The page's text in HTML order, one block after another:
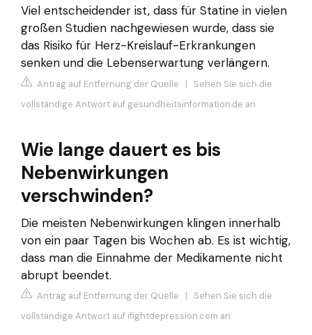
Viel entscheidender ist, dass für Statine in vielen
großen Studien nachgewiesen wurde, dass sie
das Risiko für Herz-Kreislauf-Erkrankungen
senken und die Lebenserwartung verlängern.
Antrag auf Entfernung der Quelle | Sehen Sie sich die
vollständige Antwort auf gesundheitsinformation.de an
Wie lange dauert es bis
Nebenwirkungen
verschwinden?
Die meisten Nebenwirkungen klingen innerhalb
von ein paar Tagen bis Wochen ab. Es ist wichtig,
dass man die Einnahme der Medikamente nicht
abrupt beendet.
Antrag auf Entfernung der Quelle | Sehen Sie sich die
vollständige Antwort auf ifightdepression.com an